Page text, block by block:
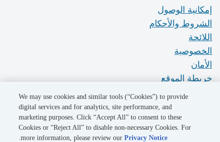
إمكانية الوصول
الشروط والأحكام
اللائحة
الخصوصية
الأمان
خريطة الموقع
Do Not Sell My Personal Information
We may use cookies and similar tools (“Cookies”) to provide
digital services and for analytics, site performance, and
marketing purposes. Click “Accept All” to consent to these
Cookies or “Reject All” to disable non-necessary Cookies. For
more information, please review ourPrivacy Notice
.